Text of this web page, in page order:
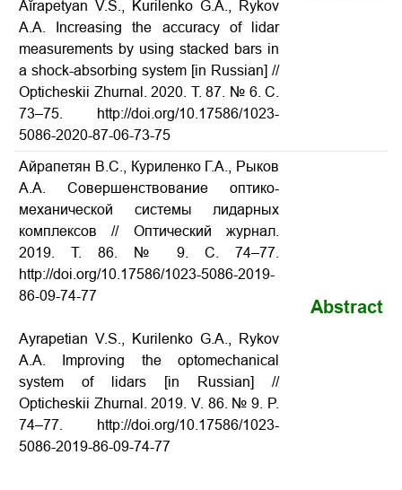
Aĭrapetyan V.S., Kurilenko G.A., Rykov
A.A. Increasing the accuracy of lidar
measurements by using stacked bars in
a shock-absorbing system [in Russian] //
Opticheskii Zhurnal. 2020. Т. 87. № 6. С.
73–75.
http://doi.org/10.17586/1023-
5086-2020-87-06-73-75
Айрапетян В.С., Куриленко Г.А., Рыков
А.А. Совершенствование оптико-
механической системы лидарных
комплексов// Оптический журнал.
2019. Т. 86. № 9. С. 74–77.
http://doi.org/10.17586/1023-5086-2019-
86-09-74-77
Ayrapetian V.S., Kurilenko G.A., Rykov
A.A. Improving the optomechanical
system of lidars
[in Russian] //
Opticheskii Zhurnal. 2019. V. 86. № 9. P.
74–77. http://doi.org/10.17586/1023-
5086-2019-86-09-74-77
Abstract